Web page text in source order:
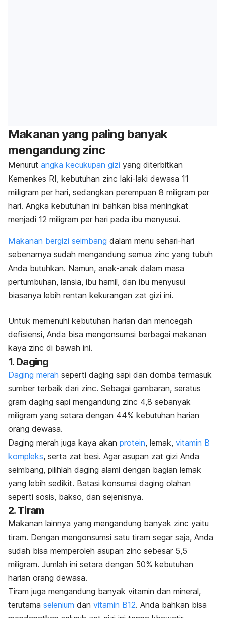
Makanan yang paling banyak
mengandung zinc
Menurut angka kecukupan gizi yang diterbitkan
Kemenkes RI, kebutuhan zinc laki-laki dewasa 11
miiligram per hari, sedangkan perempuan 8 miligram per
hari. Angka kebutuhan ini bahkan bisa meningkat
menjadi 12 miligram per hari pada ibu menyusui.
Makanan bergizi seimbang dalam menu sehari-hari
sebenarnya sudah mengandung semua zinc yang tubuh
Anda butuhkan. Namun, anak-anak dalam masa
pertumbuhan, lansia, ibu hamil, dan ibu menyusui
biasanya lebih rentan kekurangan zat gizi ini.
Untuk memenuhi kebutuhan harian dan mencegah
defisiensi, Anda bisa mengonsumsi berbagai makanan
kaya zinc di bawah ini.
1. Daging
Daging merah seperti daging sapi dan domba termasuk
sumber terbaik dari zinc. Sebagai gambaran, seratus
gram daging sapi mengandung zinc 4,8 sebanyak
miligram yang setara dengan 44% kebutuhan harian
orang dewasa.
Daging merah juga kaya akan protein, lemak, vitamin B
kompleks, serta zat besi. Agar asupan zat gizi Anda
seimbang, pilihlah daging alami dengan bagian lemak
yang lebih sedikit. Batasi konsumsi daging olahan
seperti sosis, bakso, dan sejenisnya.
2. Tiram
Makanan lainnya yang mengandung banyak zinc yaitu
tiram. Dengan mengonsumsi satu tiram segar saja, Anda
sudah bisa memperoleh asupan zinc sebesar 5,5
miligram. Jumlah ini setara dengan 50% kebutuhan
harian orang dewasa.
Tiram juga mengandung banyak vitamin dan mineral,
terutama selenium dan vitamin B12. Anda bahkan bisa